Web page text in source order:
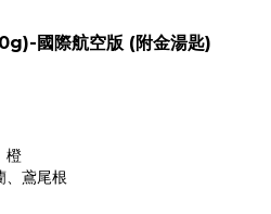
國際航空版 (附金湯匙)
橙
、鳶尾根